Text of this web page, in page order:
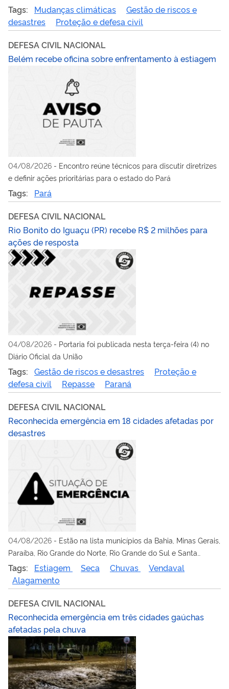
período
Tags: Mudanças climáticas
Gestão de riscos e
desastres
Proteção e defesa civil
DEFESA CIVIL NACIONAL
Belém recebe oficina sobre enfrentamento à estiagem
04/08/2026 - Encontro reúne técnicos para discutir diretrizes
e definir ações prioritárias para o estado do Pará
Tags: Pará
DEFESA CIVIL NACIONAL
Rio Bonito do Iguaçu (PR) recebe R$ 2 milhões para
ações de resposta
04/08/2026 - Portaria foi publicada nesta terça-feira (4) no
Diário Oficial da União
Tags: Gestão de riscos e desastres
Proteção e
defesa civil
Repasse Paraná
DEFESA CIVIL NACIONAL
Reconhecida emergência em 18 cidades afetadas por
desastres
04/08/2026 - Estão na lista municípios da Bahia, Minas Gerais,
Paraíba, Rio Grande do Norte, Rio Grande do Sul e Santa
Catarina
Tags: Estiagem Seca Chuvas
Vendaval
Alagamento
DEFESA CIVIL NACIONAL
Reconhecida emergência em três cidades gaúchas
afetadas pela chuva